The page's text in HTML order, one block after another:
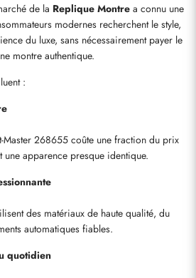
de la Replique Montre a connu une
modernes recherchent le style,
du luxe, sans nécessairement payer le
montre authentique.
:
Master 268655 coûte une fraction du prix
apparence presque identique.
des matériaux de haute qualité, du
automatiques fiables.
quotidien